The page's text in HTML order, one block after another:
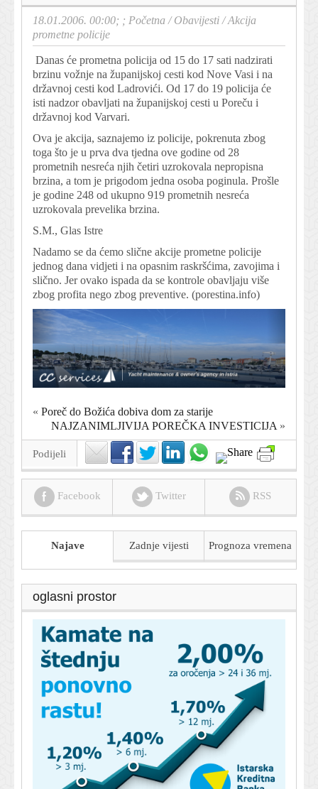
18.01.2006. 00:00; ; Početna /Obavijesti /Akcija
prometne policije
Danas će prometna policija od 15 do 17 sati nadzirati
brzinu vožnje na županijskoj cesti kod Nove Vasi i na
državnoj cesti kod Ladrovići. Od 17 do 19 policija će
isti nadzor obavljati na županijskoj cesti u Poreču i
državnoj kod Varvari.
Ova je akcija, saznajemo iz policije, pokrenuta zbog
toga što je u prva dva tjedna ove godine od 28
prometnih nesreća njih četiri uzrokovala nepropisna
brzina, a tom je prigodom jedna osoba poginula. Prošle
je godine 248 od ukupno 919 prometnih nesreća
uzrokovala prevelika brzina.
S.M., Glas Istre
Nadamo se da ćemo slične akcije prometne policije
jednog dana vidjeti i na opasnim raskršćima, zavojima i
slično. Jer ovako ispada da se kontrole obavljaju više
zbog profita nego zbog preventive. (porestina.info)
« Poreč do Božića dobiva dom za starije
NAJZANIMLJIVIJA POREČKA INVESTICIJA »
Podijeli
Facebook Twitter RSS
Najave Zadnje vijesti Prognoza vremena
oglasni prostor